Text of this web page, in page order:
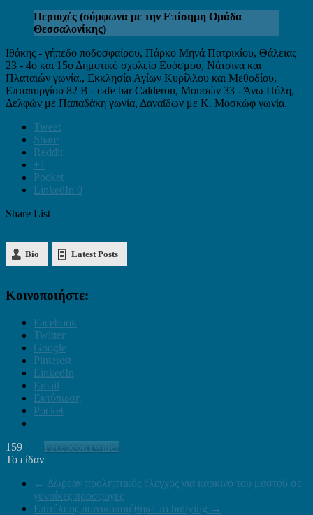
Περιοχές (σύμφωνα με την Επίσημη Ομάδα
Θεσσαλονίκης)
Ιθάκης - γήπεδο ποδοσφαίρου, Πάρκο Μηνά Πατρικίου, Θάλειας
23 - 4ο και 15ο Δημοτικό σχολείο Ευόσμου, Νάτσινα και
Πλαταιών γωνία., Εκκλησία Αγίων Κυρίλλου και Μεθοδίου,
Επταπυργίου 82 Β - cafe bar Calderon, Μουσών 33 - Άνω Πόλη,
Δελφών με Παπαδάκη γωνία, Δαναΐδων με Κ. Μοσκώφ γωνία.
Tweet
Share
Reddit
+1
Pocket
LinkedIn 0
Share List
Bio Latest Posts
Κοινοποιήστε:
Facebook
Twitter
Google
Pinterest
LinkedIn
Email
Εκτύπωση
Pocket
159
Το είδαν
FacebookTwitter
← Δωρεάν προληπτικός έλεγχος για καρκίνο του μαστού σε
γυναίκες πρόσφυγες
Επιτέλους ποινικοποιήθηκε το bullying →